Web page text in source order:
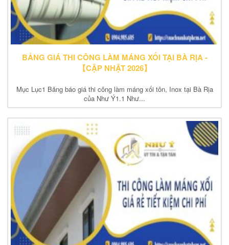
BẢNG GIÁ THI CÔNG LÀM MÁNG XỐI TẠI BÀ RỊA -
【CẬP NHẬT 2026】
Mục Lục1 Bảng báo giá thi công làm máng xối tôn, Inox tại Bà Rịa
của Như Ý1.1 Như...